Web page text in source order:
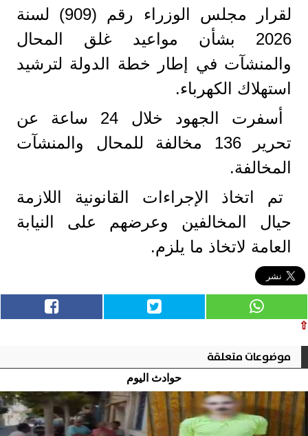
لقرار مجلس الوزراء رقم (909) لسنة
2026 بشأن مواعيد غلق المحال
والمنشآت في إطار خطة الدولة لترشيد
استهلاك الكهرباء.
أسفرت الجهود خلال 24 ساعة عن
تحرير 136 مخالفة للمحال والمنشآت
المخالفة.
تم اتخاذ الإجراءات القانونية اللازمة
حيال المخالفين وعرضهم على النيابة
العامة لاتخاذ ما يلزم.
⇧
موضوعات متعلقة
حوادث اليوم